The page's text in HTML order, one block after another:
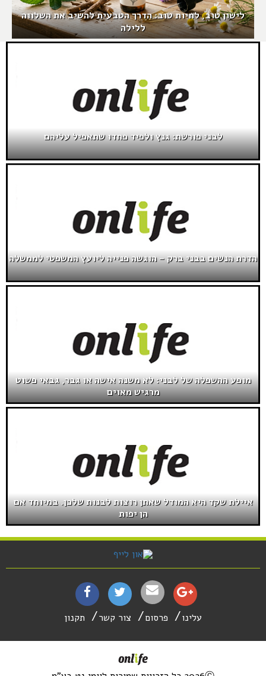
לישון טוב, לחיות טוב: הדרך הטבעית להשיב את השלווה
ללילה
לבני פורשת: גנץ ולפיד פחדו שתאפיל עליהם
הדרת הנשים בבני ברק – הוגשה פנייה ליועץ המשפטי לממשלה
מופע ההשפלה של לבני: לא משנה אישה או גבר, גבאי פשוט
מרגיש מאוים
איילת שקד היא המודל שאתן רוצות לבנות שלכן. במיוחד אם
הן יפות
עלינו פרסום צור קשר תקנון